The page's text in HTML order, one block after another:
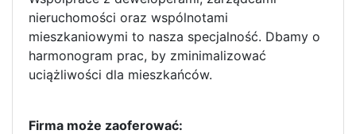
nieruchomości oraz wspólnotami
mieszkaniowymi to nasza specjalność. Dbamy o
harmonogram prac, by zminimalizować
uciążliwości dla mieszkańców.
Firma może zaoferować: